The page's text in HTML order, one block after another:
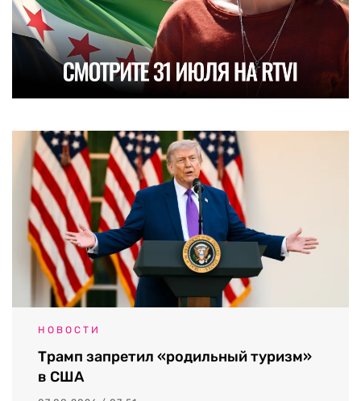
НОВОСТИ
Трамп запретил «родильный туризм»
в США